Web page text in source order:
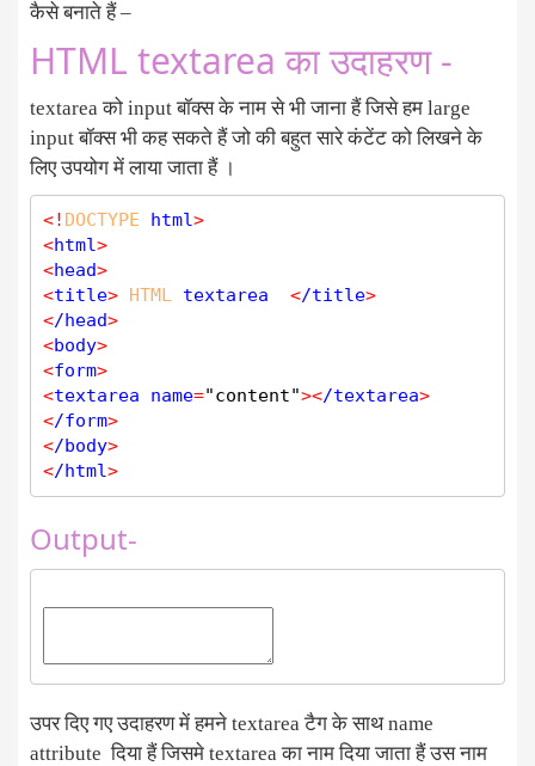
कैसे बनाते हैं –
HTML textarea का उदाहरण -
textarea को input बॉक्स के नाम से भी जाना हैं जिसे हम large
input बॉक्स भी कह सकते हैं जो की बहुत सारे कंटेंट को लिखने के
लिए उपयोग में लाया जाता हैं ।
<! DOCTYPE html>
<html>
<head>
<title> HTML textarea </title>
</head>
<body>
<form>
<textarea name="content"></textarea>
</form>
</body>
</html>
Output-
उपर दिए गए उदाहरण में हमने textarea टैग के साथ name
attribute दिया हैं जिसमे textarea का नाम दिया जाता हैं उस नाम